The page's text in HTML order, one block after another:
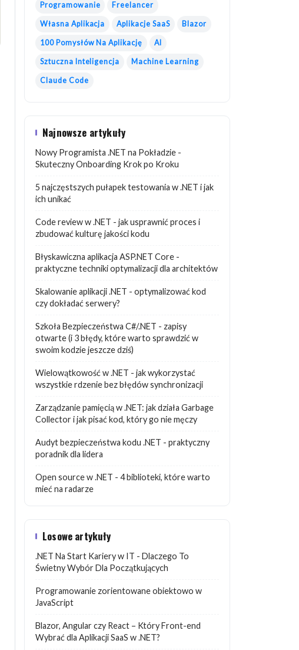
Programowanie Freelancer
Własna Aplikacja Aplikacje SaaS Blazor
100 Pomysłów Na Aplikację AI
Sztuczna Inteligencja Machine Learning
Claude Code
Najnowsze artykuły
Nowy Programista .NET na Pokładzie -
Skuteczny Onboarding Krok po Kroku
5 najczęstszych pułapek testowania w .NET i jak
ich unikać
Code review w .NET - jak usprawnić proces i
zbudować kulturę jakości kodu
Błyskawiczna aplikacja ASP.NET Core -
praktyczne techniki optymalizacji dla architektów
Skalowanie aplikacji .NET - optymalizować kod
czy dokładać serwery?
Szkoła Bezpieczeństwa C#/.NET - zapisy
otwarte (i 3 błędy, które warto sprawdzić w
swoim kodzie jeszcze dziś)
Wielowątkowość w .NET - jak wykorzystać
wszystkie rdzenie bez błędów synchronizacji
Zarządzanie pamięcią w .NET: jak działa Garbage
Collector i jak pisać kod, który go nie męczy
Audyt bezpieczeństwa kodu .NET - praktyczny
poradnik dla lidera
Open source w .NET - 4 biblioteki, które warto
mieć na radarze
Losowe artykuły
.NET Na Start Kariery w IT - Dlaczego To
Świetny Wybór Dla Początkujących
Programowanie zorientowane obiektowo w
JavaScript
Blazor, Angular czy React – Który Front-end
Wybrać dla Aplikacji SaaS w .NET?